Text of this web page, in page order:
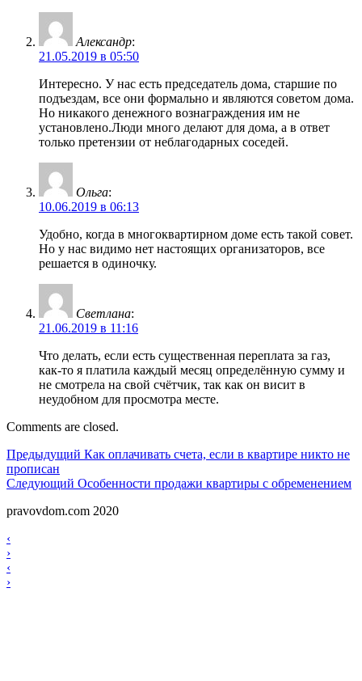
Александр:
21.05.2019 в 05:50
Интересно. У нас есть председатель дома, старшие по
подъездам, все они формально и являются советом дома.
Но никакого денежного вознаграждения им не
установлено.Люди много делают для дома, а в ответ
только претензии от неблагодарных соседей.
Ольга:
10.06.2019 в 06:13
Удобно, когда в многоквартирном доме есть такой совет.
Но у нас видимо нет настоящих организаторов, все
решается в одиночку.
Светлана:
21.06.2019 в 11:16
Что делать, если есть существенная переплата за газ,
как-то я платила каждый месяц определённую сумму и
не смотрела на свой счётчик, так как он висит в
неудобном для просмотра месте.
Comments are closed.
Навигация
по
записям
Предыдущий Предыдущий
Как оплачивать счета, если в квартире никто не
прописан
Следующий Следующий
Особенности продажи квартиры с обременением
pravovdom.com 2020
Scroll
Up
Навигация
по
записям
‹
›
Навигация
по
‹
›